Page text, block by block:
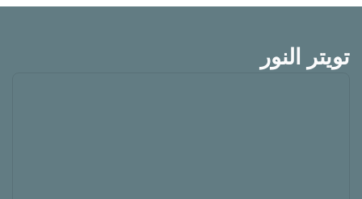
تويتر النور